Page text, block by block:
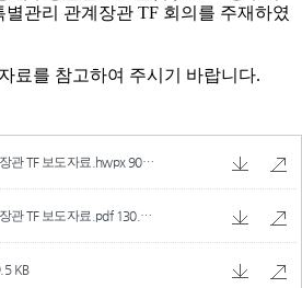
관 TF 보도자료.hwpx90.44 KB
관 TF 보도자료.pdf 130.38 KB
KB